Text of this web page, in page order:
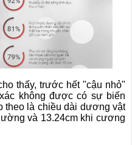
thấy, trước hết "cậu nhỏ"
không được có sự biến
theo là chiều dài dương vật
và 13.24cm khi cương